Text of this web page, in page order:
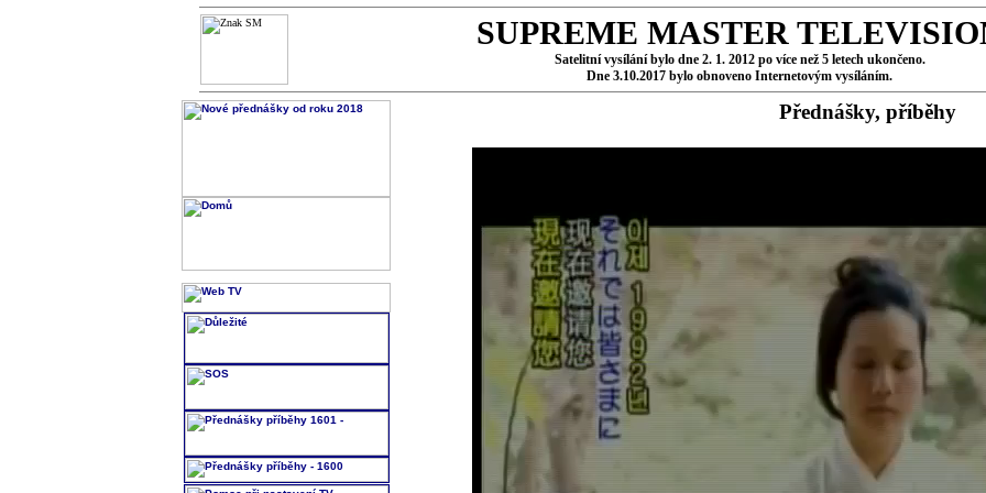
SUPREME MASTER
Satelitní vysílání bylo dne 2. 1. 2012 po více než 5 letech ukončeno.
Dne 3.10.2017 bylo obnoveno Internetovým vysíláním.
Přednášky, příběhy